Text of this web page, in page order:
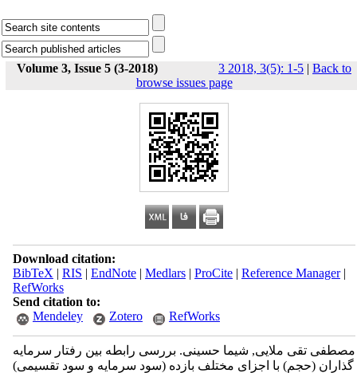
Volume 3, Issue 5 (3-2018) 3 2018, 3(5): 1-5 | Back to
browse issues page
Download citation:
BibTeX | RIS | EndNote| Medlars| ProCite| Reference Manager|
RefWorks
Send citation to:
Mendeley
Zotero RefWorks
مصطفی تقی ملایی, شیما حسینی. بررسی رابطه بین رفتار سرمایه
گذاران (حجم) با اجزای مختلف بازده (سود سرمایه و سود تقسیمی)